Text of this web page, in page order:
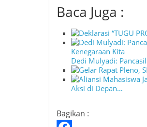
Baca Juga :
Dedi Mulyadi:
Aksi di Depan…
Bagikan :